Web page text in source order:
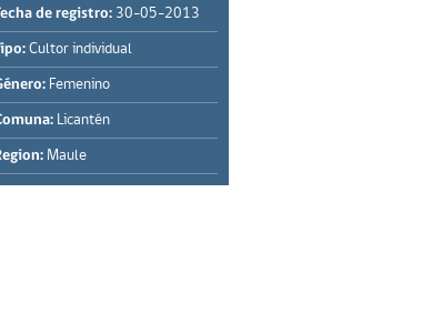
de registro: 30-05-2013
Cultor individual
Femenino
Licantén
Maule